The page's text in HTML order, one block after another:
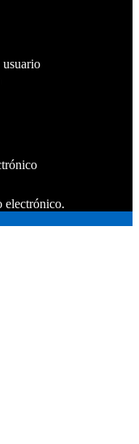
usuario
electrónico.